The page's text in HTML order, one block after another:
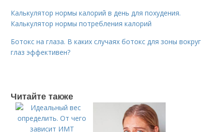
Калькулятор нормы калорий в день для похудения.
Калькулятор нормы потребления калорий
Ботокс на глаза. В каких случаях ботокс для зоны вокруг
глаз эффективен?
Читайте также